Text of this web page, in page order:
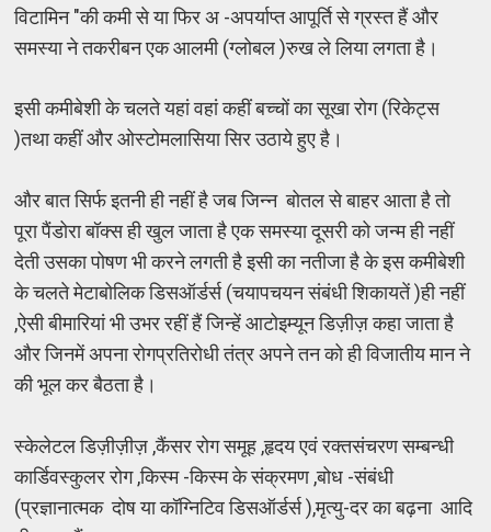
विटामिन "की कमी से या फिर अ -अपर्याप्त आपूर्ति से ग्रस्त हैं और
समस्या ने तकरीबन एक आलमी (ग्लोबल )रुख ले लिया लगता है।
इसी कमीबेशी के चलते यहां वहां कहीं बच्चों का सूखा रोग (रिकेट्स
)तथा कहीं और ओस्टोमलासिया सिर उठाये हुए है।
और बात सिर्फ इतनी ही नहीं है जब जिन्न बोतल से बाहर आता है तो
पूरा पैंडोरा बॉक्स ही खुल जाता है एक समस्या दूसरी को जन्म ही नहीं
देती उसका पोषण भी करने लगती है इसी का नतीजा है के इस कमीबेशी
के चलते मेटाबोलिक डिसऑर्डर्स (चयापचयन संबंधी शिकायतें )ही नहीं
,ऐसी बीमारियां भी उभर रहीं हैं जिन्हें आटोइम्यून डिज़ीज़ कहा जाता है
और जिनमें अपना रोगप्रतिरोधी तंत्र अपने तन को ही विजातीय मान ने
की भूल कर बैठता है।
स्केलेटल डिज़ीज़ीज़ ,कैंसर रोग समूह ,हृदय एवं रक्तसंचरण सम्बन्धी
कार्डिवस्कुलर रोग ,किस्म -किस्म के संक्रमण ,बोध -संबंधी
(प्रज्ञानात्मक दोष या कॉग्निटिव डिसऑर्डर्स ),मृत्यु-दर का बढ़ना आदि